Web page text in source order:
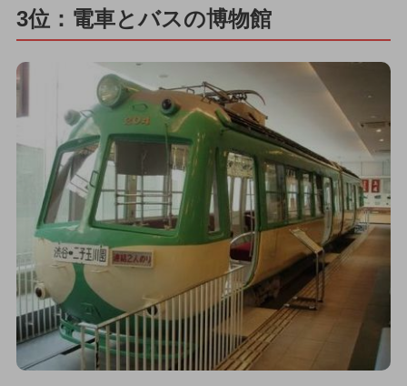
3位：電車とバスの博物館